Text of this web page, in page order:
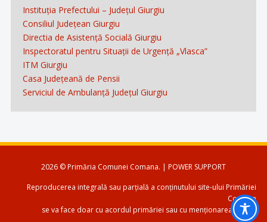
Instituția Prefectului – Județul Giurgiu
Consiliul Județean Giurgiu
Directia de Asistență Socială Giurgiu
Inspectoratul pentru Situații de Urgență „Vlasca”
ITM Giurgiu
Casa Județeană de Pensii
Serviciul de Ambulanță Județul Giurgiu
2026 © Primăria Comunei Comana. | POWER SUPPORT
Reproducerea integrală sau parțială a conținutului site-ului Primăriei
Comana
se va face doar cu acordul primăriei sau cu menționarea sursei.